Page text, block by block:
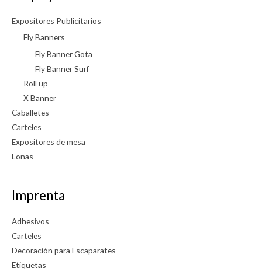
Expositores Publicitarios
Fly Banners
Fly Banner Gota
Fly Banner Surf
Roll up
X Banner
Caballetes
Carteles
Expositores de mesa
Lonas
Imprenta
Adhesivos
Carteles
Decoración para Escaparates
Etiquetas